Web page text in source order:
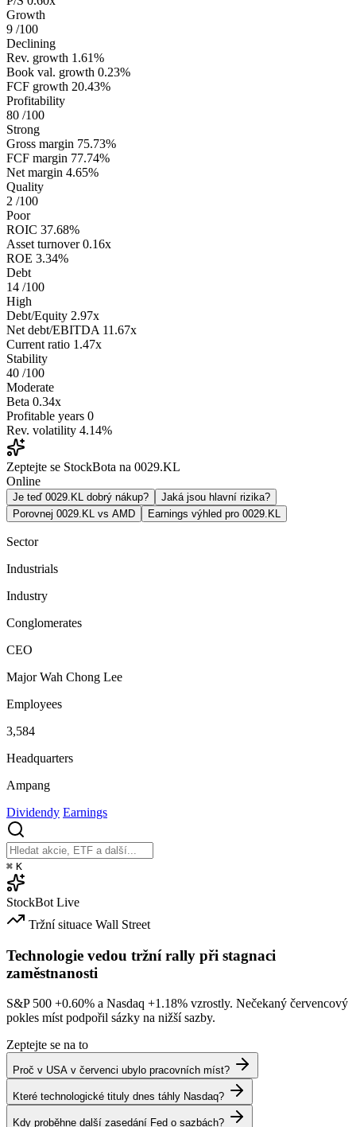
Growth
9 /100
Declining
Rev. growth 1.61%
Book val. growth 0.23%
FCF growth 20.43%
Profitability
80 /100
Strong
Gross margin 75.73%
FCF margin 77.74%
Net margin 4.65%
Quality
2 /100
Poor
ROIC 37.68%
Asset turnover 0.16x
ROE 3.34%
Debt
14 /100
High
Debt/Equity 2.97x
Net debt/EBITDA 11.67x
Current ratio 1.47x
Stability
40 /100
Moderate
Beta 0.34x
Profitable years 0
Rev. volatility 4.14%
Zeptejte se StockBota na 0029.KL
Online
Je teď 0029.KL dobrý nákup?
Jaká jsou hlavní rizika?
Porovnej 0029.KL vs AMD
Earnings výhled pro 0029.KL
Sector
Industrials
Industry
Conglomerates
CEO
Major Wah Chong Lee
Employees
3,584
Headquarters
Ampang
Dividendy Earnings
⌘ K
StockBot Live
Tržní situace Wall Street
Technologie vedou tržní rally při stagnaci
zaměstnanosti
S&P 500 +0.60% a Nasdaq +1.18% vzrostly. Nečekaný červencový
pokles míst podpořil sázky na nižší sazby.
Zeptejte se na to
Proč v USA v červenci ubylo pracovních míst?
Které technologické tituly dnes táhly Nasdaq?
Kdy proběhne další zasedání Fed o sazbách?